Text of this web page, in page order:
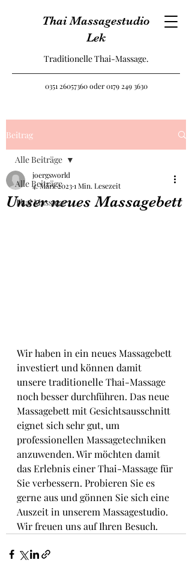
Thai Massagestudio
Lek
Traditionelle Thai-Massage.
0351 26057360oder0179 249 3630
Beitrag
Alle Beiträge
Thai Massage
Alle Beiträge
Unser neues Massagebett
joergsworld
4. März 20231 Min. Lesezeit
Wir haben in ein neues Massagebett
investiert und können damit
unsere traditionelle Thai-Massage
noch besser durchführen. Das neue
Massagebett mit Gesichtsausschnitt
eignet sich sehr gut, um
professionellen Massagetechniken
anzuwenden. Wir möchten damit
das Erlebnis einer Thai-Massage für
Sie verbessern. Probieren Sie es
gerne aus und gönnen Sie sich eine
Auszeit in unserem Massagestudio.
Wir freuen uns auf Ihren Besuch.